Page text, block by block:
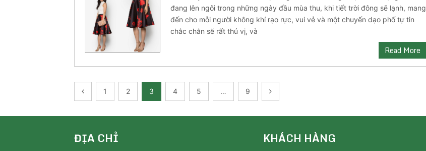
đang lên ngôi trong những ngày đầu mùa thu, khi tiết trời đông sẽ lạnh, mang
đến cho mỗi người không khí rạo rực, vui vẻ và một chuyến dạo phố tự tin
chắc chắn sẽ rất thú vị, và
Read More
Posts1 2 3 4 5 … 9
ĐỊA CHỈ KHÁCH HÀNG